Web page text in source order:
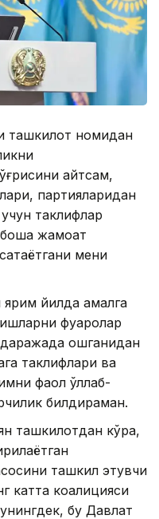
ташкилот номидан
айтсам,
партияларидан
таклифлар
жамоат
мени
ярим йилда амалга
фуқаролар
даражада ошганидан
таклифлари ва
фаол қўллаб-
билдираман.
ташкилотдан кўра,
ташкил этувчи
катта коалицияси
бу Давлат